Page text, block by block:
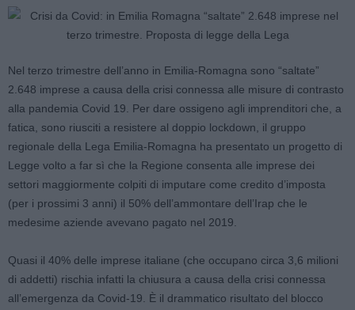
Nel terzo trimestre dell’anno in Emilia-Romagna sono “saltate”
2.648 imprese a causa della crisi connessa alle misure di contrasto
alla pandemia Covid 19. Per dare ossigeno agli imprenditori che, a
fatica, sono riusciti a resistere al doppio lockdown, il gruppo
regionale della Lega Emilia-Romagna ha presentato un progetto di
Legge volto a far sì che la Regione consenta alle imprese dei
settori maggiormente colpiti di imputare come credito d’imposta
(per i prossimi 3 anni) il 50% dell’ammontare dell’Irap che le
medesime aziende avevano pagato nel 2019.
Quasi il 40% delle imprese italiane (che occupano circa 3,6 milioni
di addetti) rischia infatti la chiusura a causa della crisi connessa
all’emergenza da Covid-19. È il drammatico risultato del blocco